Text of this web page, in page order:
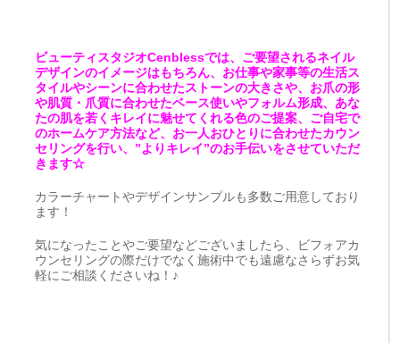
ビューティスタジオCenblessでは、ご要望されるネイル
デザインのイメージはもちろん、お仕事や家事等の生活ス
タイルやシーンに合わせたストーンの大きさや、お爪の形
や肌質・爪質に合わせたベース使いやフォルム形成、あな
たの肌を若くキレイに魅せてくれる色のご提案、ご自宅で
のホームケア方法など、お一人おひとりに合わせたカウン
セリングを行い、”よりキレイ”のお手伝いをさせていただ
きます☆
カラーチャートやデザインサンプルも多数ご用意しており
ます！
気になったことやご要望などございましたら、ビフォアカ
ウンセリングの際だけでなく施術中でも遠慮なさらずお気
軽にご相談くださいね！♪